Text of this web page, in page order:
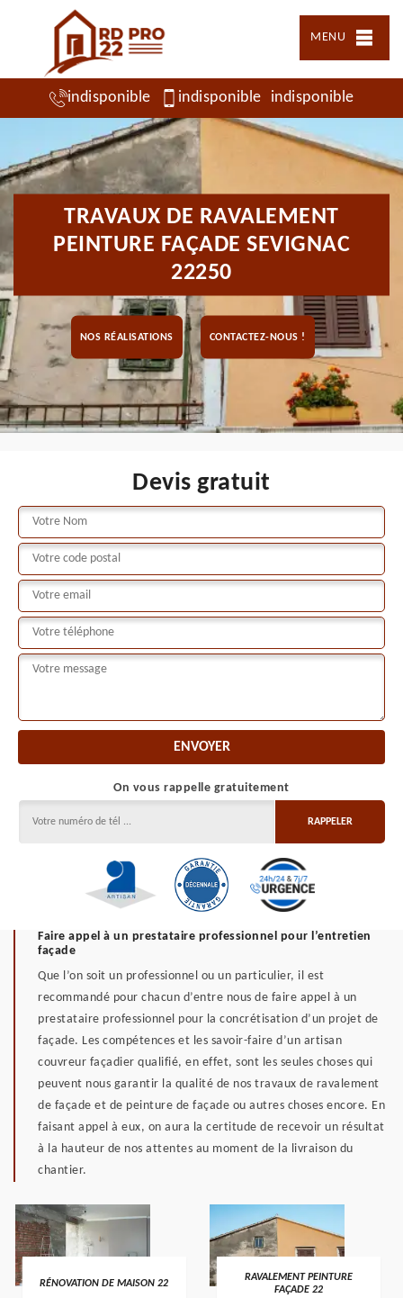
MENU
indisponible indisponible indisponible
TRAVAUX DE RAVALEMENT
PEINTURE FAÇADE SEVIGNAC
22250
NOS RÉALISATIONS CONTACTEZ-NOUS !
Devis gratuit
On vous rappelle gratuitement
Faire appel à un prestataire professionnel pour l’entretien
façade
Que l’on soit un professionnel ou un particulier, il est
recommandé pour chacun d’entre nous de faire appel à un
prestataire professionnel pour la concrétisation d’un projet de
façade. Les compétences et les savoir-faire d’un artisan
couvreur façadier qualifié, en effet, sont les seules choses qui
peuvent nous garantir la qualité de nos travaux de ravalement
de façade et de peinture de façade ou autres choses encore. En
faisant appel à eux, on aura la certitude de recevoir un résultat
à la hauteur de nos attentes au moment de la livraison du
chantier.
RÉNOVATION DE MAISON 22
RAVALEMENT PEINTURE
FAÇADE 22